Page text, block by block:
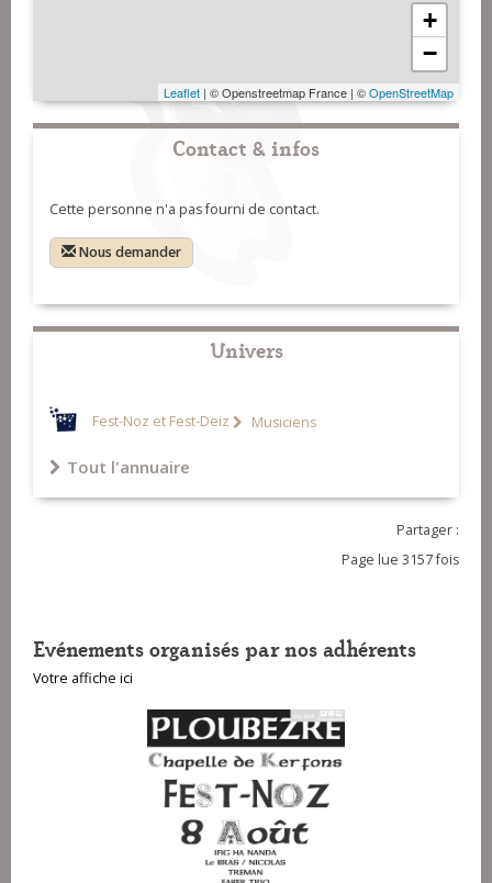
+
−
Leaflet | © Openstreetmap France | ©OpenStreetMap
Contact & infos
Cette personne n'a pas fourni de contact.
Nous demander
Univers
Fest-Noz et Fest-Deiz Musiciens
Tout l'annuaire
Partager :
Page lue 3157 fois
Evénements organisés par nos adhérents
Votre affiche ici